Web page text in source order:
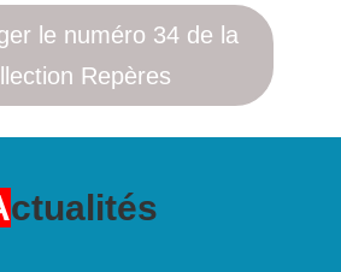
le numéro 34 de la
Repères
ctualités